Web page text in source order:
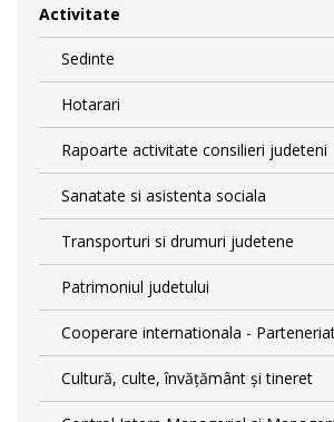
Activitate
Sedinte
Hotarari
Rapoarte activitate consilieri judeteni
Sanatate si asistenta sociala
Transporturi si drumuri judetene
Patrimoniul judetului
Cooperare internationala -
Cultură, culte, învățământ și tineret